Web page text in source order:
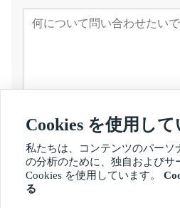
Cookies を使用し
私たちは、コンテンツのパーソ
の分析のために、独自およびサ
Cookies を使用しています。
る